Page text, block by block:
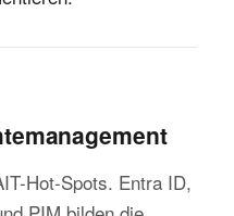
Hot-Spots. Entra ID,